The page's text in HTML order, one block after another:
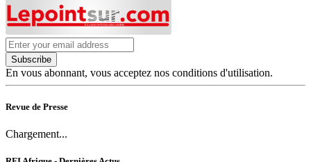
Subscribe
En vous abonnant, vous acceptez nos conditions d'utilisation.
Revue de Presse
Chargement...